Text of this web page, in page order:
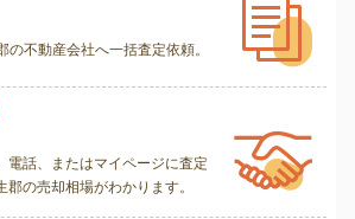
の不動産会社へ一括査定依頼。
電話、またはマイページに査定
の売却相場がわかります。